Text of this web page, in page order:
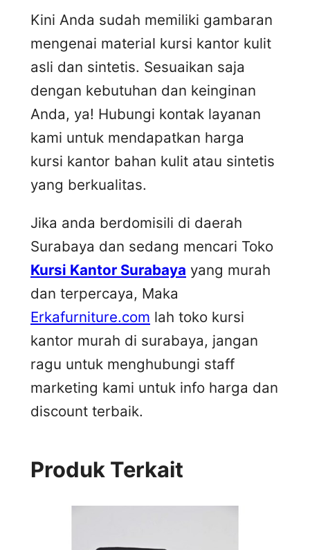
Kini Anda sudah memiliki gambaran
mengenai material kursi kantor kulit
asli dan sintetis. Sesuaikan saja
dengan kebutuhan dan keinginan
Anda, ya! Hubungi kontak layanan
kami untuk mendapatkan harga
kursi kantor bahan kulit atau sintetis
yang berkualitas.
Jika anda berdomisili di daerah
Surabaya dan sedang mencari Toko
Kursi Kantor Surabaya yang murah
dan terpercaya, Maka
Erkafurniture.com lah toko kursi
kantor murah di surabaya, jangan
ragu untuk menghubungi staff
marketing kami untuk info harga dan
discount terbaik.
Produk Terkait